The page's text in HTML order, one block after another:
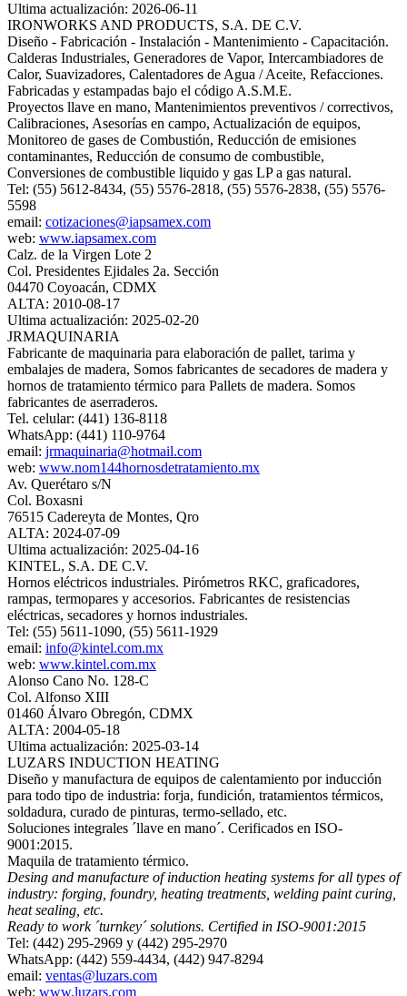
Ultima actualización: 2026-06-11
IRONWORKS AND PRODUCTS, S.A. DE C.V.
Diseño - Fabricación - Instalación - Mantenimiento - Capacitación.
Calderas Industriales, Generadores de Vapor, Intercambiadores de
Calor, Suavizadores, Calentadores de Agua / Aceite, Refacciones.
Fabricadas y estampadas bajo el código A.S.M.E.
Proyectos llave en mano, Mantenimientos preventivos / correctivos,
Calibraciones, Asesorías en campo, Actualización de equipos,
Monitoreo de gases de Combustión, Reducción de emisiones
contaminantes, Reducción de consumo de combustible,
Conversiones de combustible liquido y gas LP a gas natural.
Tel: (55) 5612-8434, (55) 5576-2818, (55) 5576-2838, (55) 5576-
5598
email: cotizaciones@iapsamex.com
web: www.iapsamex.com
Calz. de la Virgen Lote 2
Col. Presidentes Ejidales 2a. Sección
04470 Coyoacán, CDMX
ALTA: 2010-08-17
Ultima actualización: 2025-02-20
JRMAQUINARIA
Fabricante de maquinaria para elaboración de pallet, tarima y
embalajes de madera, Somos fabricantes de secadores de madera y
hornos de tratamiento térmico para Pallets de madera. Somos
fabricantes de aserraderos.
Tel. celular: (441) 136-8118
WhatsApp: (441) 110-9764
email: jrmaquinaria@hotmail.com
web: www.nom144hornosdetratamiento.mx
Av. Querétaro s/N
Col. Boxasni
76515 Cadereyta de Montes, Qro
ALTA: 2024-07-09
Ultima actualización: 2025-04-16
KINTEL, S.A. DE C.V.
Hornos eléctricos industriales. Pirómetros RKC, graficadores,
rampas, termopares y accesorios. Fabricantes de resistencias
eléctricas, secadores y hornos industriales.
Tel: (55) 5611-1090, (55) 5611-1929
email: info@kintel.com.mx
web: www.kintel.com.mx
Alonso Cano No. 128-C
Col. Alfonso XIII
01460 Álvaro Obregón, CDMX
ALTA: 2004-05-18
Ultima actualización: 2025-03-14
LUZARS INDUCTION HEATING
Diseño y manufactura de equipos de calentamiento por inducción
para todo tipo de industria: forja, fundición, tratamientos térmicos,
soldadura, curado de pinturas, termo‐sellado, etc.
Soluciones integrales ´llave en mano´. Cerificados en ISO‐
9001:2015.
Maquila de tratamiento térmico.
Desing and manufacture of induction heating systems for all types of
industry: forging, foundry, heating treatments, welding paint curing,
heat sealing, etc.
Ready to work ´turnkey´ solutions. Certified in ISO‐9001:2015
Tel: (442) 295-2969 y (442) 295-2970
WhatsApp: (442) 559-4434, (442) 947-8294
email: ventas@luzars.com
web: www.luzars.com